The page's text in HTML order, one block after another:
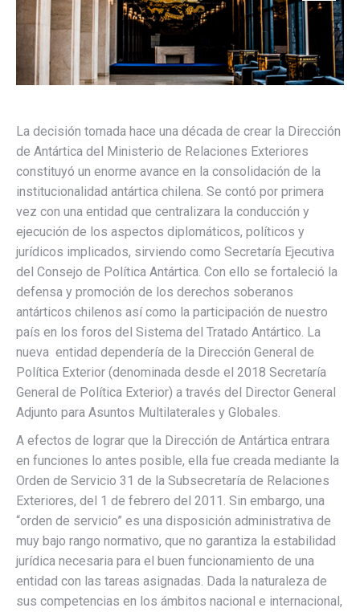
La decisión tomada hace una década de crear la Dirección
de Antártica del Ministerio de Relaciones Exteriores
constituyó un enorme avance en la consolidación de la
institucionalidad antártica chilena. Se contó por primera
vez con una entidad que centralizara la conducción y
ejecución de los aspectos diplomáticos, políticos y
jurídicos implicados, sirviendo como Secretaría Ejecutiva
del Consejo de Política Antártica. Con ello se fortaleció la
defensa y promoción de los derechos soberanos
antárticos chilenos así como la participación de nuestro
país en los foros del Sistema del Tratado Antártico. La
nueva entidad dependería de la Dirección General de
Política Exterior (denominada desde el 2018 Secretaría
General de Política Exterior) a través del Director General
Adjunto para Asuntos Multilaterales y Globales.
A efectos de lograr que la Dirección de Antártica entrara
en funciones lo antes posible, ella fue creada mediante la
Orden de Servicio 31 de la Subsecretaría de Relaciones
Exteriores, del 1 de febrero del 2011. Sin embargo, una
“orden de servicio” es una disposición administrativa de
muy bajo rango normativo, que no garantiza la estabilidad
jurídica necesaria para el buen funcionamiento de una
entidad con las tareas asignadas. Dada la naturaleza de
sus competencias en los ámbitos nacional e internacional,